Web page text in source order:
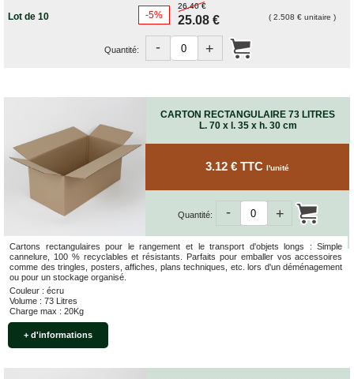
Caoutchouc
Ficelles
et
Bracelets
Chariots
Déménagement
Couteaux
sécurité
et
cutters
PRODUITS
D'EXPÉDITION
VENTES
Lot de 10 -5%
26.40 €
25.08 € ( 2.508 € unitaire )
Quantité: +
-
CARTON RECTANGULAIRE 73 LITRES
L. 70 x l. 35 x h. 30 cm
Cartons rectangulaires pour le rangement et le transport d'objets longs : Simple
cannelure, 100 % recyclables et résistants. Parfaits pour emballer vos accessoires
comme des tringles, posters, affiches, plans techniques, etc. lors d'un déménagement
ou pour un stockage organisé.
Couleur : écru
Volume : 73 Litres
Charge max : 20Kg
+ d'informations
3.12 € TTC l'unité
Quantité: +
-